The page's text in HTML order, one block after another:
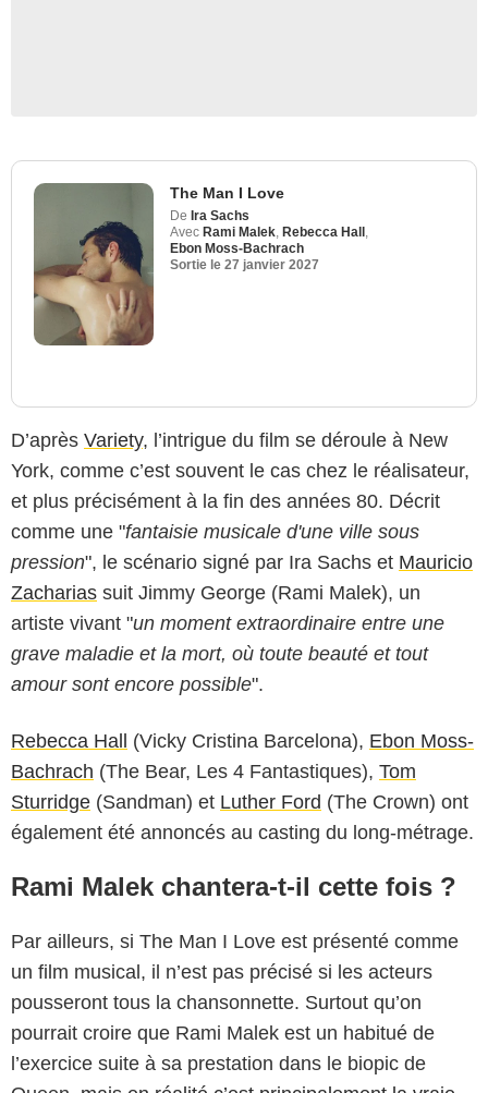
The Man I Love
De Ira Sachs
Avec Rami Malek Rebecca Hall
Ebon Moss-Bachrach
Sortie le 27 janvier 2027
D’après Variety, l’intrigue du film se déroule à New
York, comme c’est souvent le cas chez le réalisateur,
et plus précisément à la fin des années 80. Décrit
comme une "fantaisie musicale d'une ville sous
pression", le scénario signé par Ira Sachs et Mauricio
Zacharias suit Jimmy George (Rami Malek), un
artiste vivant "un moment extraordinaire entre une
grave maladie et la mort, où toute beauté et tout
amour sont encore possible".
Rebecca Hall (Vicky Cristina Barcelona), Ebon Moss-
Bachrach (The Bear, Les 4 Fantastiques), Tom
Sturridge (Sandman) et Luther Ford (The Crown) ont
également été annoncés au casting du long-métrage.
Rami Malek chantera-t-il cette fois ?
Par ailleurs, si The Man I Love est présenté comme
un film musical, il n’est pas précisé si les acteurs
pousseront tous la chansonnette. Surtout qu’on
pourrait croire que Rami Malek est un habitué de
l’exercice suite à sa prestation dans le biopic de